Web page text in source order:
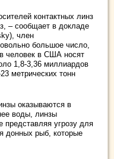
контактных линз
– сообщает в докладе
член
большое число,
человек в США носят
1,8-3,36 миллиардов
метрических тонн
оказываются в
воды, линзы
представляя угрозу для
донных рыб, которые